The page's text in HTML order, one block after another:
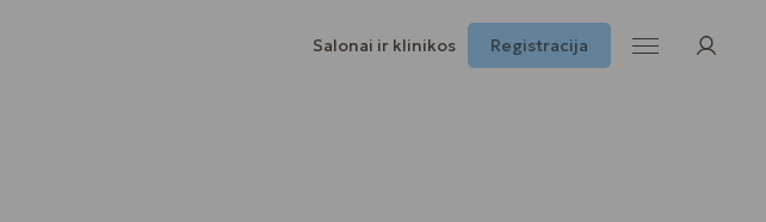
Salonai ir klinikos Registracija